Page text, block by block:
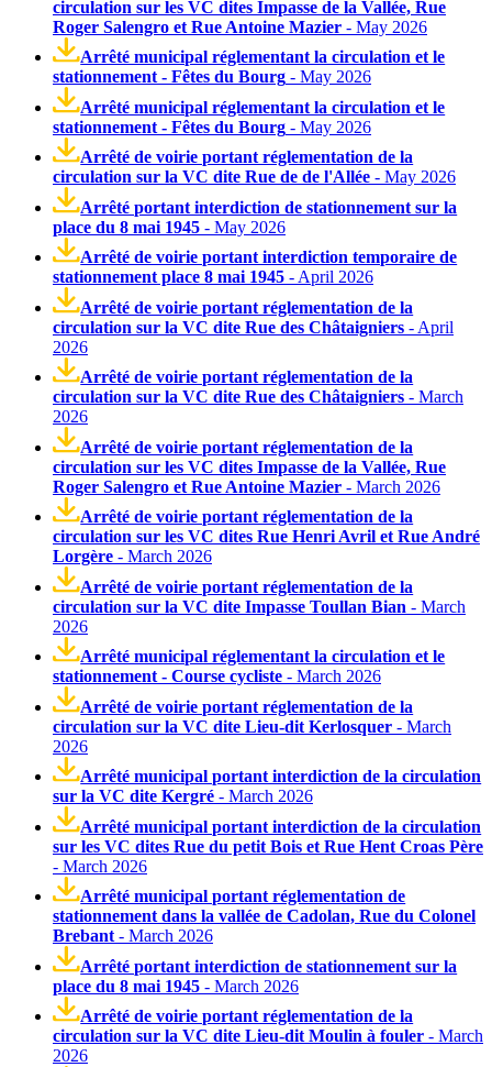
circulation sur les VC dites Impasse de la Vallée, Rue
Roger Salengro et Rue Antoine Mazier - May 2026
Arrêté municipal réglementant la circulation et le
stationnement - Fêtes du Bourg - May 2026
Arrêté municipal réglementant la circulation et le
stationnement - Fêtes du Bourg - May 2026
Arrêté de voirie portant réglementation de la
circulation sur la VC dite Rue de de l'Allée - May 2026
Arrêté portant interdiction de stationnement sur la
place du 8 mai 1945 - May 2026
Arrêté de voirie portant interdiction temporaire de
stationnement place 8 mai 1945 - April 2026
Arrêté de voirie portant réglementation de la
circulation sur la VC dite Rue des Châtaigniers - April
2026
Arrêté de voirie portant réglementation de la
circulation sur la VC dite Rue des Châtaigniers - March
2026
Arrêté de voirie portant réglementation de la
circulation sur les VC dites Impasse de la Vallée, Rue
Roger Salengro et Rue Antoine Mazier - March 2026
Arrêté de voirie portant réglementation de la
circulation sur les VC dites Rue Henri Avril et Rue André
Lorgère - March 2026
Arrêté de voirie portant réglementation de la
circulation sur la VC dite Impasse Toullan Bian - March
2026
Arrêté municipal réglementant la circulation et le
stationnement - Course cycliste - March 2026
Arrêté de voirie portant réglementation de la
circulation sur la VC dite Lieu-dit Kerlosquer - March
2026
Arrêté municipal portant interdiction de la circulation
sur la VC dite Kergré - March 2026
Arrêté municipal portant interdiction de la circulation
sur les VC dites Rue du petit Bois et Rue Hent Croas Père
- March 2026
Arrêté municipal portant réglementation de
stationnement dans la vallée de Cadolan, Rue du Colonel
Brebant - March 2026
Arrêté portant interdiction de stationnement sur la
place du 8 mai 1945 - March 2026
Arrêté de voirie portant réglementation de la
circulation sur la VC dite Lieu-dit Moulin à fouler - March
2026